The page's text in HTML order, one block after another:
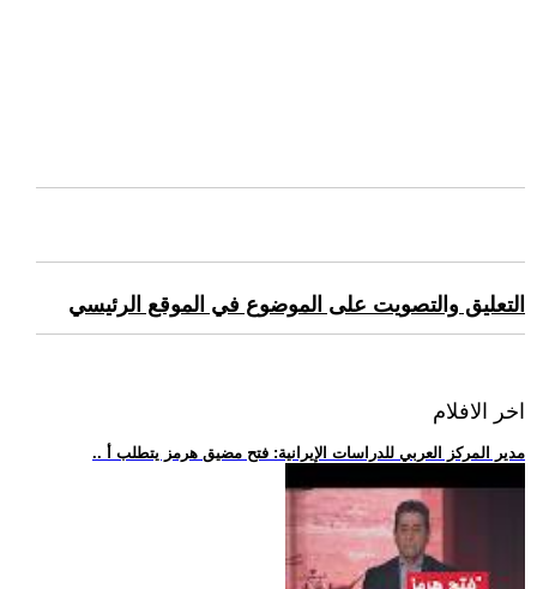
التعليق والتصويت على الموضوع في الموقع الرئيسي
اخر الافلام
.. مدير المركز العربي للدراسات الإيرانية: فتح مضيق هرمز يتطلب أ